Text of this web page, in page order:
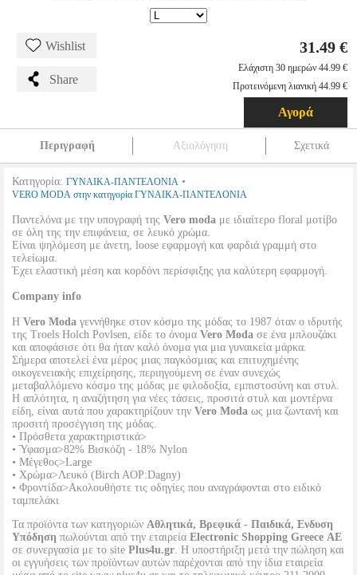
Wishlist
Share
31.49 €
Ελάχιστη 30 ημερών 44.99 €
Προτεινόμενη λιανική 44.99 €
Αγορά
Περιγραφή Αξιολόγηση Σχετικά
Κατηγορία: ΓΥΝΑΙΚΑ-ΠΑΝΤΕΛΟΝΙΑ •
VERO MODA στην κατηγορία ΓΥΝΑΙΚΑ-ΠΑΝΤΕΛΟΝΙΑ
Παντελόνα με την υπογραφή της Vero moda με ιδιαίτερο floral μοτίβο
σε όλη της την επιφάνεια, σε λευκό χρώμα.
Είναι ψηλόμεση με άνετη, loose εφαρμογή και φαρδιά γραμμή στο
τελείωμα.
Έχει ελαστική μέση και κορδόνι περίσφιξης για καλύτερη εφαρμογή.
Company info
Η Vero Moda γεννήθηκε στον κόσμο της μόδας το 1987 όταν ο ιδρυτής
της Troels Holch Povlsen, είδε το όνομα Vero Moda σε ένα μπλουζάκι
και αποφάσισε ότι θα ήταν καλό όνομα για μια γυναικεία μάρκα.
Σήμερα αποτελεί ένα μέρος μιας παγκόσμιας και επιτυχημένης
οικογενειακής επιχείρησης, περιηγούμενη σε έναν συνεχώς
μεταβαλλόμενο κόσμο της μόδας με φιλοδοξία, εμπιστοσύνη και στυλ.
Η απλότητα, η αναζήτηση για νέες τάσεις, προσιτά στυλ και μοντέρνα
είδη, είναι αυτά που χαρακτηρίζουν την Vero Moda ως μια ζωντανή και
προσιτή προσέγγιση της μόδας.
• Πρόσθετα χαρακτηριστικά>
• Ύφασμα>82% Βισκόζη - 18% Nylon
• Μέγεθος>Large
• Χρώμα>Λευκό (Birch AOP:Dagny)
• Φροντίδα>Ακολουθήστε τις οδηγίες που αναγράφονται στο ειδικό
ταμπελάκι
Τα προϊόντα των κατηγοριών Αθλητικά, Βρεφικά - Παιδικά, Ενδυση
Υπόδηση πωλούνται από την εταιρεία Electronic Shopping Greece ΑΕ
σε συνεργασία με το site Plus4u.gr. Η υποστήριξη μετά την πώληση και
οι εγγυήσεις των προϊόντων αυτών παρέχονται από την ίδια εταιρεία